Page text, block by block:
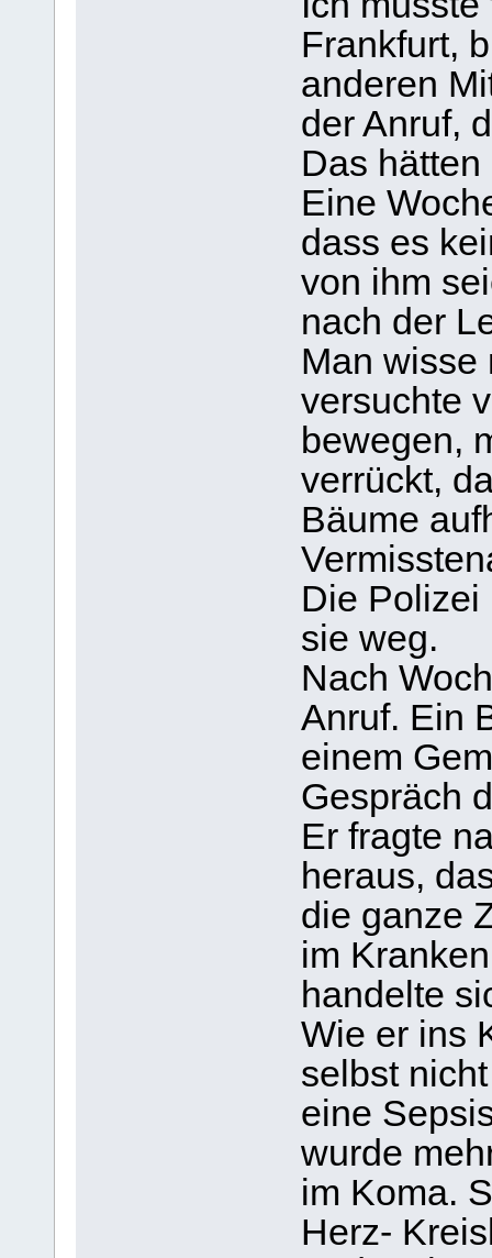
Frankfurt,
anderen
der Anruf,
Das
Eine
dass es
von ihm
nach der
Man wisse
versuchte
bewegen,
verrückt,
Bäume
Die Polizei
sie weg.
Nach
Anruf. Ein
einem
Gespräch
Er fragte
heraus,
die ganze
im
handelte
Wie er ins
selbst
eine
wurde
im Koma.
Herz-